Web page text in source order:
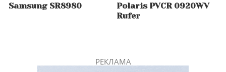
Samsung SR8980
Polaris PVCR 0920WV
Rufer
РЕКЛАМА